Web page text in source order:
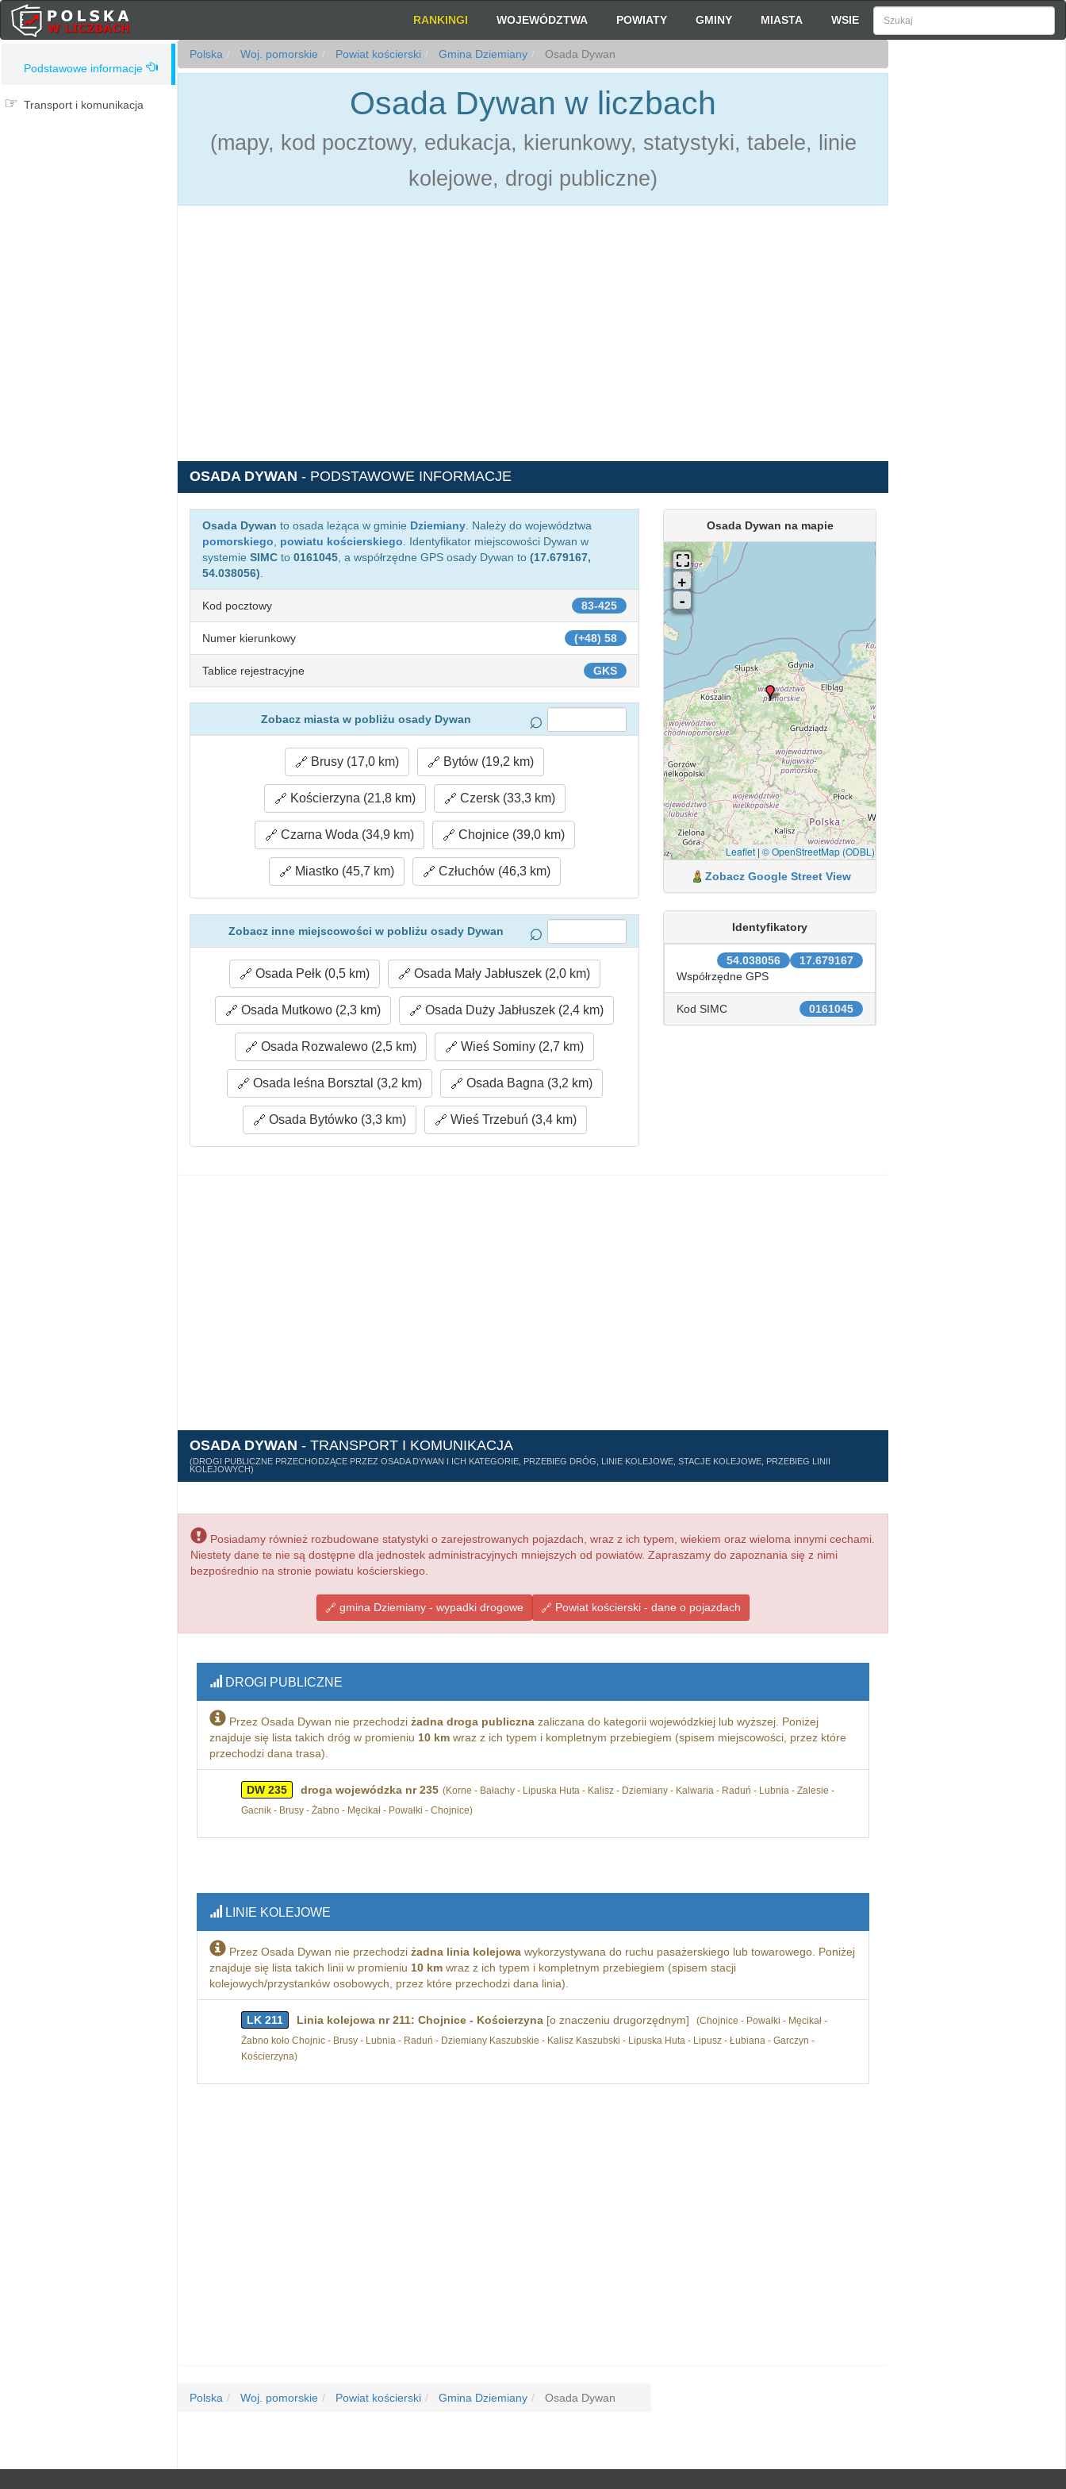
RANKINGI WOJEWÓDZTWA POWIATY GMINY MIASTA WSIE
Podstawowe informacje
Transport i komunikacja
Polska Woj. pomorskie Powiat kościerski Gmina Dziemiany Osada Dywan
Osada Dywan w liczbach
(mapy, kod pocztowy, edukacja, kierunkowy, statystyki, tabele, linie
kolejowe, drogi publiczne)
OSADA DYWAN - PODSTAWOWE INFORMACJE
Osada Dywan to osada leżąca w gminie Dziemiany . Należy do województwa
pomorskiego
powiatu kościerskiego . Identyfikator miejscowości Dywan w
systemie SIMC to 0161045 , a współrzędne GPS osady Dywan to (17.679167,
54.038056)
83-425
Kod pocztowy
(+48) 58
Numer kierunkowy
GKS
Tablice rejestracyjne
Zobacz miasta w pobliżu osady Dywan
Brusy (17,0 km) Bytów (19,2 km)
Kościerzyna (21,8 km) Czersk (33,3 km)
Czarna Woda (34,9 km) Chojnice (39,0 km)
Miastko (45,7 km) Człuchów (46,3 km)
Zobacz inne miejscowości w pobliżu osady Dywan
Osada Pełk (0,5 km) Osada Mały Jabłuszek (2,0 km)
Osada Mutkowo (2,3 km) Osada Duży Jabłuszek (2,4 km)
Osada Rozwalewo (2,5 km) Wieś Sominy (2,7 km)
Osada leśna Borsztal (3,2 km) Osada Bagna (3,2 km)
Osada Bytówko (3,3 km) Wieś Trzebuń (3,4 km)
Osada Dywan na mapie
Leaflet| © OpenStreetMap (ODBL)
Zobacz Google Street View
Identyfikatory
17.679167
54.038056
Współrzędne GPS
0161045
Kod SIMC
OSADA DYWAN - TRANSPORT I KOMUNIKACJA
(DROGI PUBLICZNE PRZECHODZĄCE PRZEZ OSADA DYWAN I ICH KATEGORIE, PRZEBIEG DRÓG, LINIE KOLEJOWE, STACJE KOLEJOWE, PRZEBIEG LINII
KOLEJOWYCH)
Posiadamy również rozbudowane statystyki o zarejestrowanych pojazdach, wraz z ich typem, wiekiem oraz wieloma innymi cechami.
Niestety dane te nie są dostępne dla jednostek administracyjnych mniejszych od powiatów. Zapraszamy do zapoznania się z nimi
bezpośrednio na stronie powiatu kościerskiego.
gmina Dziemiany - wypadki drogowe Powiat kościerski - dane o pojazdach
DROGI PUBLICZNE
Przez Osada Dywan nie przechodzi żadna droga publicznazaliczana do kategorii wojewódzkiej lub wyższej. Poniżej
znajduje się lista takich dróg w promieniu 10 kmwraz z ich typem i kompletnym przebiegiem (spisem miejscowości, przez które
przechodzi dana trasa).
DW 235 droga wojewódzka nr 235 (Korne - Bałachy - Lipuska Huta - Kalisz - Dziemiany - Kalwaria - Raduń - Lubnia - Zalesie -
Gacnik - Brusy - Żabno - Męcikał - Powałki - Chojnice)
LINIE KOLEJOWE
Przez Osada Dywan nie przechodzi żadna linia kolejowawykorzystywana do ruchu pasażerskiego lub towarowego. Poniżej
znajduje się lista takich linii w promieniu 10 kmwraz z ich typem i kompletnym przebiegiem (spisem stacji
kolejowych/przystanków osobowych, przez które przechodzi dana linia).
LK 211 Linia kolejowa nr 211: Chojnice - Kościerzyna[o znaczeniu drugorzędnym]
(Chojnice - Powałki - Męcikał -
Żabno koło Chojnic - Brusy - Lubnia - Raduń - Dziemiany Kaszubskie - Kalisz Kaszubski - Lipuska Huta - Lipusz - Łubiana - Garczyn -
Kościerzyna)
Polska Woj. pomorskie Powiat kościerski Gmina Dziemiany Osada Dywan